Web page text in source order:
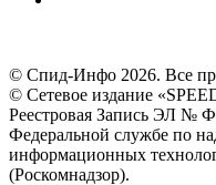
© Спид-Инфо 2026. Все
© Сетевое издание
Реестровая Запись ЭЛ №
Федеральной службе по
информационных
(Роскомнадзор).